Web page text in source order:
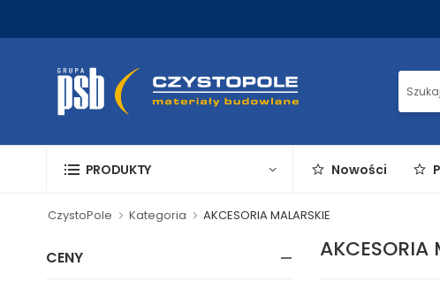
PRODUKTY Nowości
CzystoPole Kategoria AKCESORIA MALARSKIE
CENY AKCESORIA